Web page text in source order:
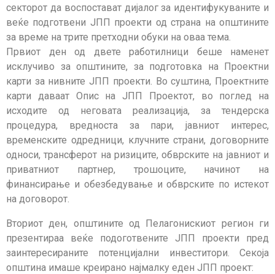
секторот да воспостават дијалог за идентифукуваните и
веќе подготвени ЈПП проекти од страна на општините
за време на трите претходни обуки на оваа тема.
Првиот ден од двете работилници беше наменет
исклучиво за општините, за подготовка на Проектни
карти за нивните ЈПП проекти. Во суштина, Проектните
карти даваат Опис на ЈПП Проектот, во поглед на
исходите од неговата реализација, за тендерска
процедура, вредноста за пари, јавниот интерес,
временските одредници, клучните страни, договорните
односи, трансферот на ризиците, обврските на јавниот и
приватниот партнер, трошоците, начинот на
финансирање и обезбедување и обврските по истекот
на договорот.
Вториот ден, општините од Пелагонискиот регион ги
презентираа веќе подоготвените ЈПП проекти пред
заинтересираните потенцијални инвеститори. Секоја
општина имаше креирано најмалку еден ЈПП проект: